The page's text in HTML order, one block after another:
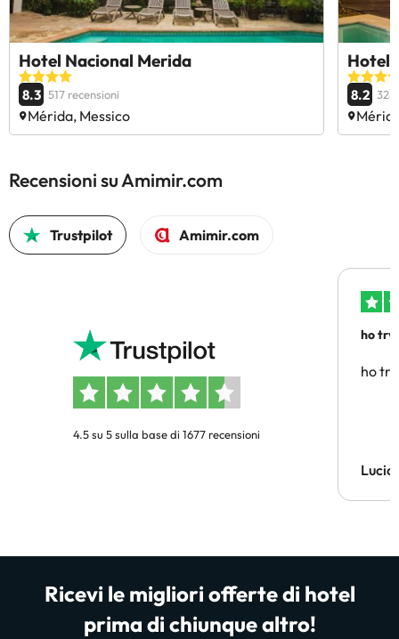
Hotel Nacional Merida
8.3 517 recensioni
Mérida, Messico
Hotel
8.2 328
Recensioni su Amimir.com
Trustpilot Amimir.com
4.5 su 5 sulla base di 1677 recensioni
ho
ho
Lucia
Ricevi le migliori offerte di hotel
prima di chiunque altro!